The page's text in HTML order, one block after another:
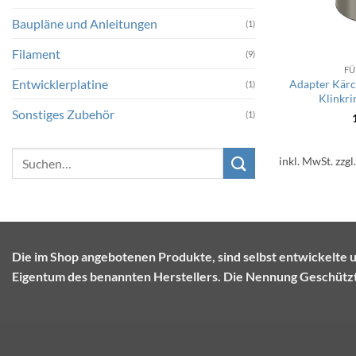
Baupläne und Anleitungen (1)
Filament (9)
Entwicklerplatine (1)
Sonstiges Zubehör (1)
Adapter
inkl. MwSt.zzgl.
Die im Shop angebotenen Produkte, sind selbst
Eigentum des benannten Herstellers. Die Nennung